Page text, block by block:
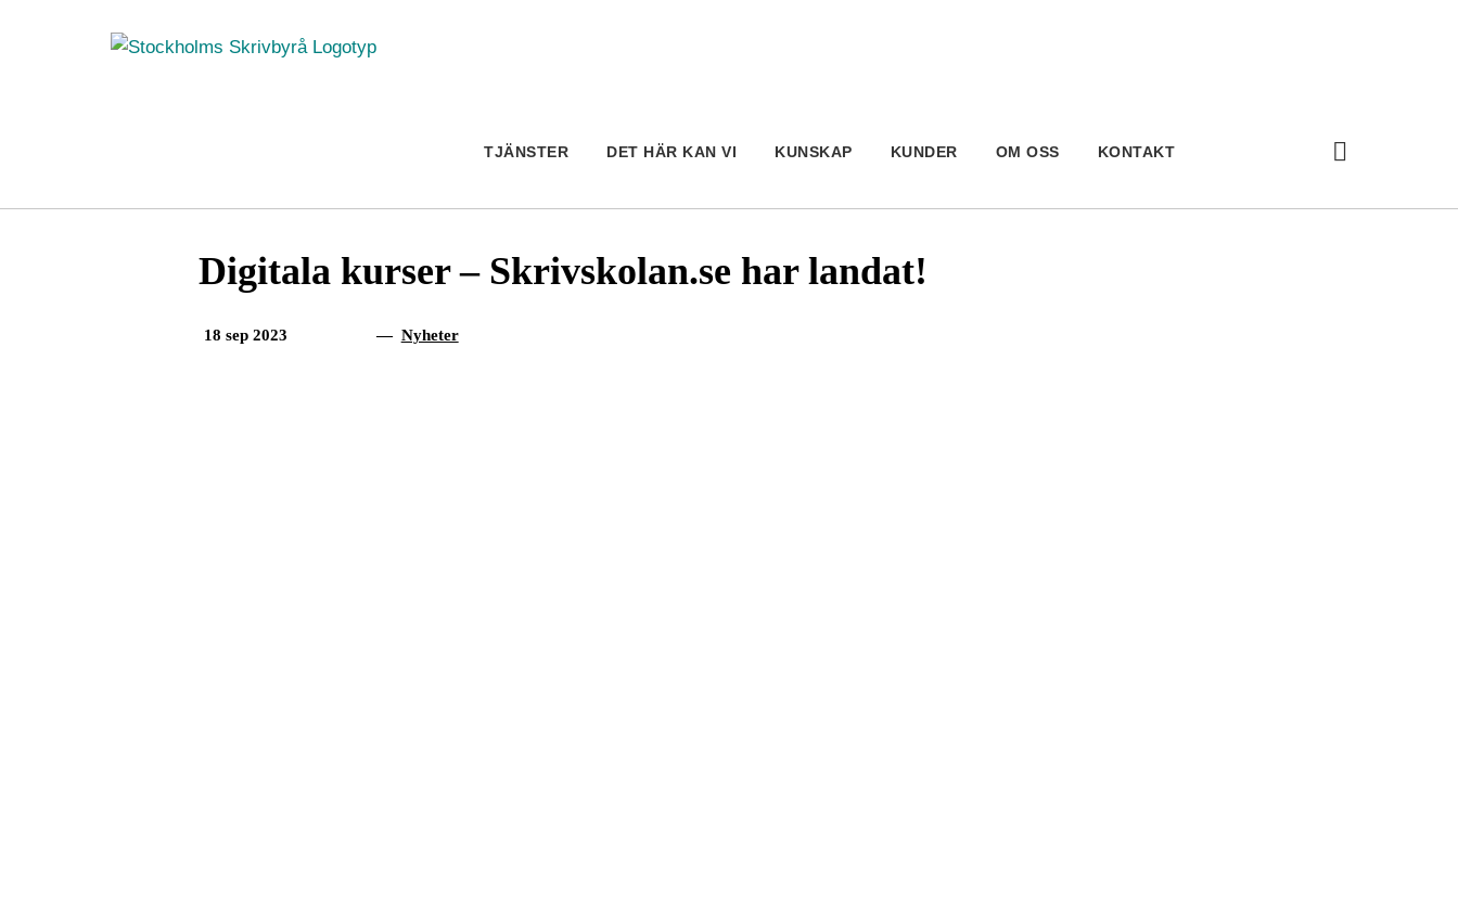
TJÄNSTER DET HÄR KAN VI KUNSKAP KUNDER OM OSS KONTAKT
Digitala kurser – Skrivskolan.se har landat!
18 sep 2023 — Nyheter